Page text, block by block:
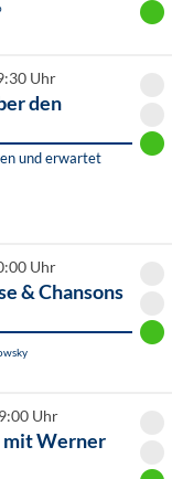
Uhr
den
und erwartet
Uhr
& Chansons
Uhr
Werner